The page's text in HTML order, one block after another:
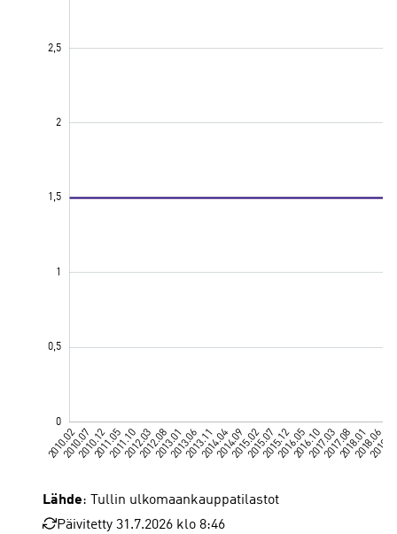
Lähde: Tullin ulkomaankauppatilastot
Päivitetty 31.7.2026 klo 8:46